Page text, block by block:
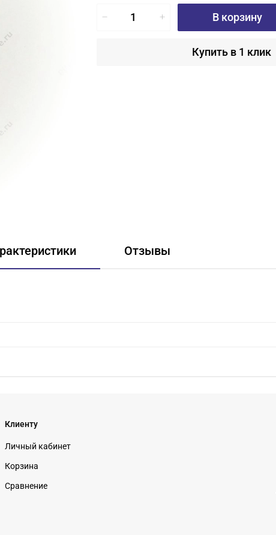
В корзину
Купить в 1 клик
Отзывы
Клиенту
Личный кабинет
Корзина
Сравнение